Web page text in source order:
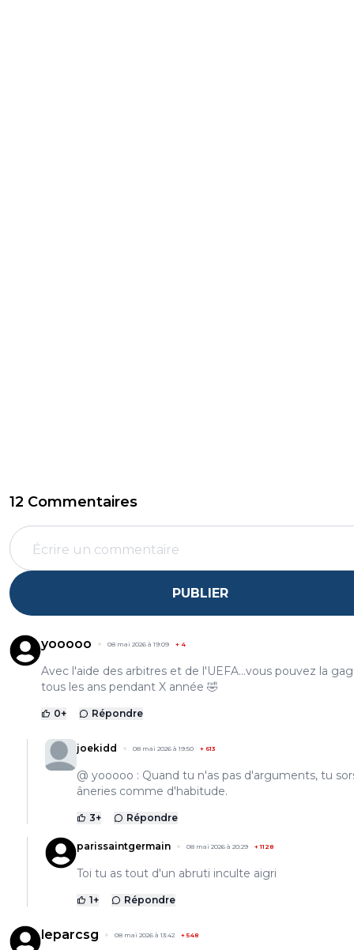
12 Commentaires
PUBLIER
yooooo 08 mai 2026 à 19:09 + 4
Avec l'aide des arbitres et de l'UEFA...vous pouvez la
tous les ans pendant X année 🤣
0+ Répondre
joekidd 08 mai 2026 à 19:50 + 613
@ yooooo : Quand tu n'as pas d'arguments, tu
âneries comme d'habitude.
3+ Répondre
parissaintgermain 08 mai 2026 à 20:29 +1128
Toi tu as tout d'un abruti inculte aigri
1+ Répondre
leparcsg 08 mai 2026 à 13:42 +548